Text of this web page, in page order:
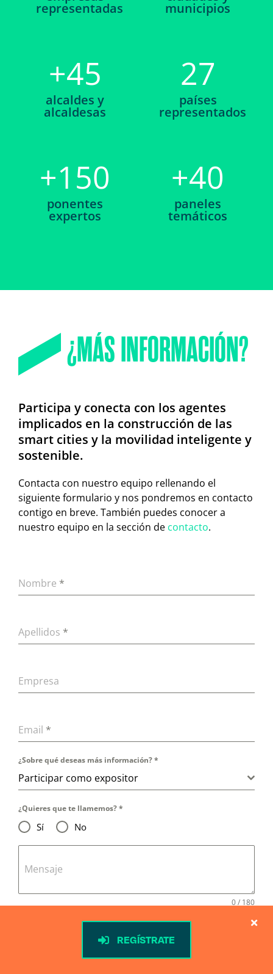
representadas municipios
+45
alcaldes y
alcaldesas
27
países
representados
+150
ponentes
expertos
+40
paneles
temáticos
¿MÁS INFORMACIÓN?
Participa y conecta con los agentes
implicados en la construcción de las
smart cities y la movilidad inteligente y
sostenible.
Contacta con nuestro equipo rellenando el
siguiente formulario y nos pondremos en contacto
contigo en breve. También puedes conocer a
nuestro equipo en la sección de contacto.
Nombre *
Apellidos *
Empresa
Email *
¿Sobre qué deseas más información?*
Participar como expositor
¿Quieres que te llamemos?*
Sí No
Mensaje
0 / 180
Acepto recibir comunicaciones sobre Greencities y
otros eventos de FYCMA a través de e-mail o medios
REGÍSTRATE